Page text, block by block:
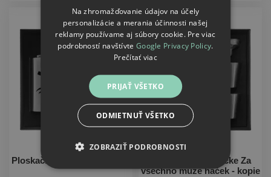
Ploskačka v krabičke Vodáci
Ploskačka v krabičke Za
všechno může háček - kopie
Na zhromažďovanie údajov na účely
personalizácie a merania účinnosti našej
reklamy používame aj súbory cookie. Pre viac
podrobností navštívte Google Privacy Policy.
Prečítať viac
PRIJAŤ VŠETKO
ODMIETNUŤ VŠETKO
ZOBRAZIŤ PODROBNOSTI